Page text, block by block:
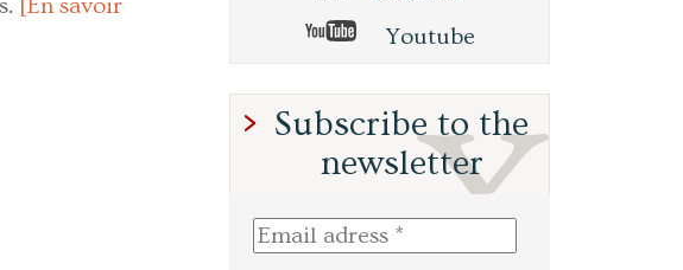
[En savoir
Youtube
Subscribe to the
newsletter